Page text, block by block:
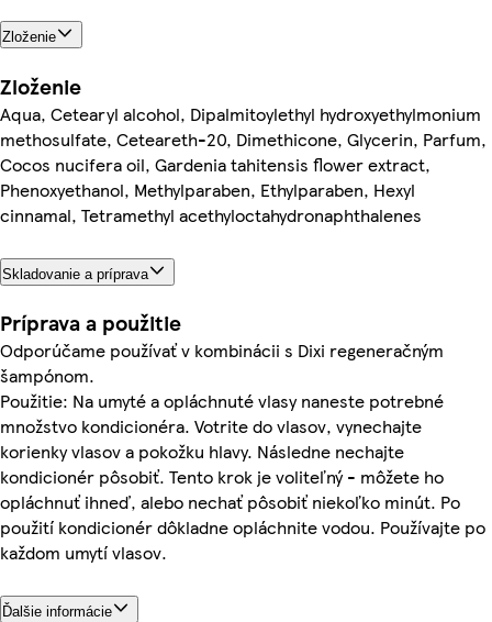
Zloženie
Zloženie
Aqua, Cetearyl alcohol, Dipalmitoylethyl hydroxyethylmonium
methosulfate, Ceteareth-20, Dimethicone, Glycerin, Parfum,
Cocos nucifera oil, Gardenia tahitensis flower extract,
Phenoxyethanol, Methylparaben, Ethylparaben, Hexyl
cinnamal, Tetramethyl acethyloctahydronaphthalenes
Skladovanie a príprava
Príprava a použitie
Odporúčame používať v kombinácii s Dixi regeneračným
šampónom.
Použitie: Na umyté a opláchnuté vlasy naneste potrebné
množstvo kondicionéra. Votrite do vlasov, vynechajte
korienky vlasov a pokožku hlavy. Následne nechajte
kondicionér pôsobiť. Tento krok je voliteľný - môžete ho
opláchnuť ihneď, alebo nechať pôsobiť niekoľko minút. Po
použití kondicionér dôkladne opláchnite vodou. Používajte po
každom umytí vlasov.
Ďalšie informácie